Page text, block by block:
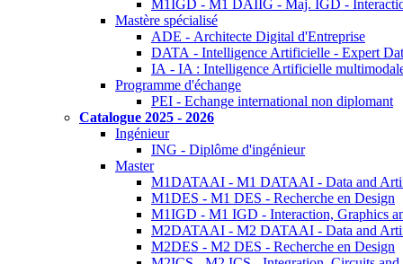
M1IGD - M1 DAIIG - Maj. IGD -
Mastère spécialisé
ADE - Architecte Digital d'Entreprise
DATA - Intelligence Artificielle - Expert
IA - IA : Intelligence Artificielle
Programme d'échange
PEI - Echange international non diplomant
Catalogue 2025 - 2026
Ingénieur
ING - Diplôme d'ingénieur
Master
M1DATAAI - M1 DATAAI - Data and
M1DES - M1 DES - Recherche en Design
M1IGD - M1 IGD - Interaction, Graphics
M2DATAAI - M2 DATAAI - Data and
M2DES - M2 DES - Recherche en Design